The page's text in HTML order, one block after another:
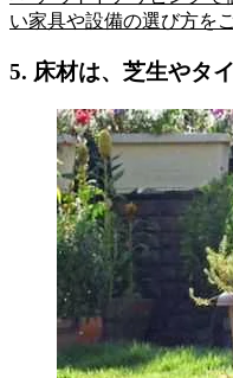
い家具や設備の選び方を
5. 床材は、芝生やタ